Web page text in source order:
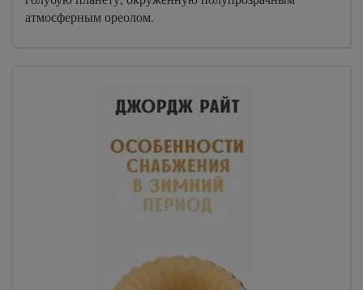
атмосферным ореолом.